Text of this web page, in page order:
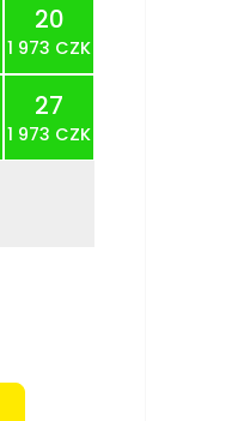
20
1 973 CZK
27
1 973 CZK